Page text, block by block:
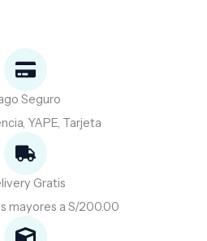
Seguro
YAPE, Tarjeta
Gratis
mayores a S/200.00